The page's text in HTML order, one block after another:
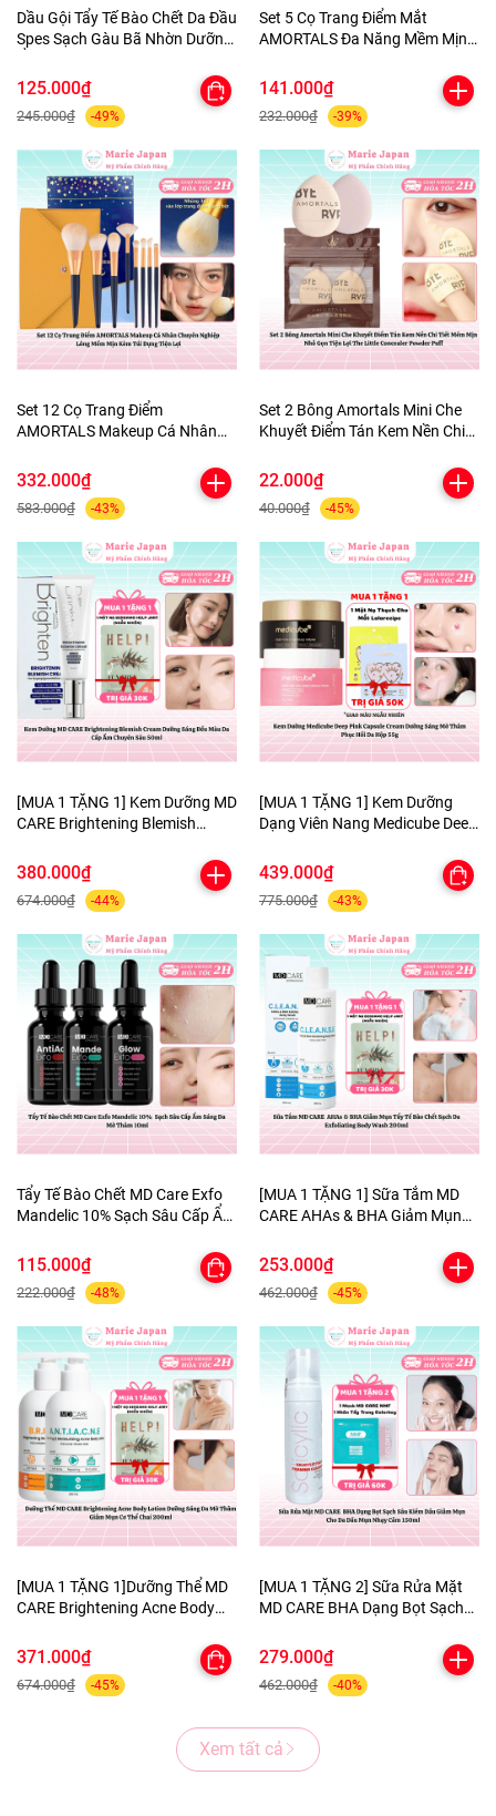
Dầu Gội Tẩy Tế Bào Chết Da Đầu
Spes Sạch Gàu Bã Nhờn Dưỡng
Hũ 280g
125.000₫
245.000₫ -49%
Set 5 Cọ Trang Điểm Mắt
AMORTALS Đa Năng Mềm Mịn
141.000₫
232.000₫ -39%
Set 12 Cọ Trang Điểm
AMORTALS Makeup Cá Nhân
Kèm Túi Đựng Tiện Lợi
332.000₫
583.000₫ -43%
Set 2 Bông Amortals Mini Che
Khuyết Điểm Tán Kem Nền Chi
The Little Concealer Powder
22.000₫
40.000₫ -45%
[MUA 1 TẶNG 1] Kem Dưỡng MD
CARE Brightening Blemish
Cấp Ẩm Chuyên Sâu 50ml-
TẶNG 1 MẶT NẠ BERGAMO
HELP JARY
380.000₫
674.000₫ -44%
[MUA 1 TẶNG 1] Kem Dưỡng
Dạng Viên Nang Medicube Deep
Sáng Mờ Thâm Phục Hồi Da
Hộp 55g - TẶNG MẶT NẠ MẮT
439.000₫
775.000₫ -43%
Tẩy Tế Bào Chết MD Care Exfo
Mandelic 10% Sạch Sâu Cấp Ẩm
115.000₫
222.000₫ -48%
[MUA 1 TẶNG 1] Sữa Tắm MD
CARE AHAs & BHA Giảm Mụn
Exfoliating Body Wash 200ml-
TẶNG 1 MẶT NẠ BERGAMO
HELP JARY
253.000₫
462.000₫ -45%
[MUA 1 TẶNG 1]Dưỡng Thể MD
CARE Brightening Acne Body
Thâm Giảm Mụn Cơ Thể Chai
200ml-TẶNG 1 MẶT NẠ
BERGAMO HELP JARY
371.000₫
674.000₫ -45%
[MUA 1 TẶNG 2] Sữa Rửa Mặt
MD CARE BHA Dạng Bọt Sạch
Da Dầu Mụn Nhạy Cảm 150ml-
TẶNG 1 MASK MNF+1 KHĂN
TẨY TRANG COLORKEY
279.000₫
462.000₫ -40%
Xem tất cả